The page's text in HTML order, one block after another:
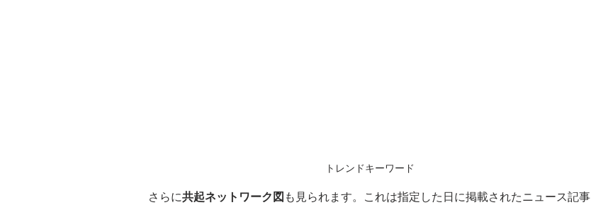
トレンドキーワード
さらに共起ネットワーク図 も見られます。これは指定した日に掲載されたニュース記事